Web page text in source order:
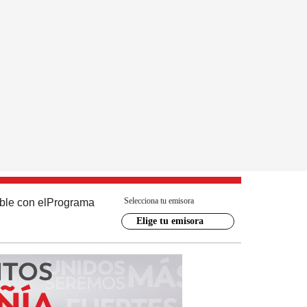
con el Programa Selecciona tu emisora
Elige tu emisora